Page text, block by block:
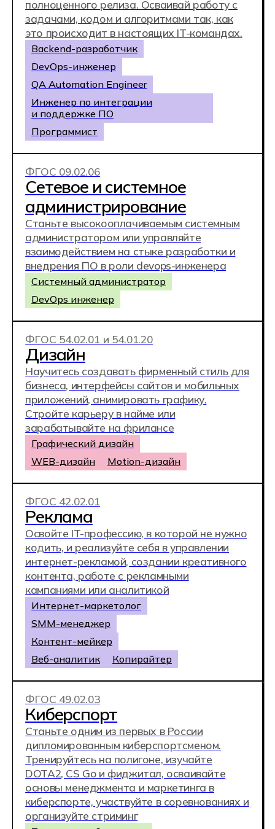
Киберспорт
Станьте одним из первых в России
дипломированным киберспортсменом.
Тренируйтесь на полигоне, изучайте
DOTA2, CS Go и фиджитал, осваивайте
основы менеджмента и маркетинга в
киберспорте, участвуйте в соревнованиях и
организуйте стриминг
Тренер по киберспорту
Стример
Профессиональный киберспортсмен
и развитию бизнеса
Фиджитал-спортсмен
ФГОС 09.02.10
Разработка компьютерных
игр, дополненной
и виртуальной реальности
программирования до дизайна в рамках
одного обучения. Самая интересная и
творческая IT-профессия для тех, кто
влюблен в игры
UX/UI дизайнер
3D/Motion-дизайнер
Разработчик компьютерных игр
AR|/VR разработчик
ФГОС 54.01.20
Графический дизайнер
Получите профессию дизайнера
в максимально сжатые сроки. Освойте
графические редакторы и начните карьеру
графического дизайнера уже через 1 год
10 месяцев
Графический дизайнер
Дизайнер полиграфии
Бренд-дизайнер
Бренд-менеджер
ФГОС 09.02.13
Интеграция решений
с применением технологий
искусственного интеллекта
Научитесь работать с нейросетями,
Специалист по работе с ИИ
Промт-инженер
Дата-аналитик
AI-тренер
Аналитик данных
ФГОС 15.02.18
Техническая эксплуатация
и обслуживание